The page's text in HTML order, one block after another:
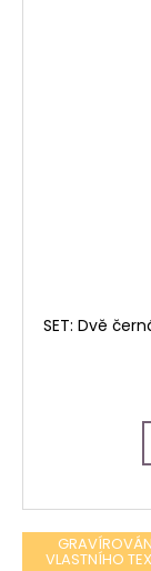
SET: Dvě
VLASTNÍHO